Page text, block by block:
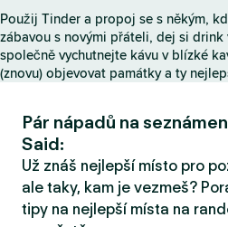
k
a
T
i
d
r
Použij Tinder a propoj se s někým,
zábavou s novými přáteli, dej si
společně vychutnejte kávu v blízké
(znovu) objevovat památky a ty
Pár nápadů na
Said:
Už znáš nejlepší místo pro
ale taky, kam je vezmeš?
tipy na nejlepší místa na